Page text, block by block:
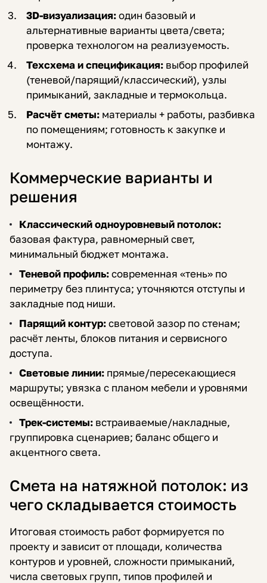
3D-визуализация:один базовый и
альтернативные варианты цвета/света;
проверка технологом на реализуемость.
Техсхема и спецификация: выбор профилей
(теневой/парящий/классический), узлы
примыканий, закладные и термокольца.
Расчёт сметы: материалы + работы, разбивка
по помещениям; готовность к закупке и
монтажу.
Коммерческие варианты и
решения
Классический одноуровневый потолок:
базовая фактура, равномерный свет,
минимальный бюджет монтажа.
Теневой профиль:современная «тень» по
периметру без плинтуса; уточняются отступы и
закладные под ниши.
Парящий контур:световой зазор по стенам;
расчёт ленты, блоков питания и сервисного
доступа.
Световые линии: прямые/пересекающиеся
маршруты; увязка с планом мебели и уровнями
освещённости.
Трек-системы: встраиваемые/накладные,
группировка сценариев; баланс общего и
акцентного света.
Смета на натяжной потолок: из
чего складывается стоимость
Итоговая стоимость работ формируется по
проекту и зависит от площади, количества
контуров и уровней, сложности примыканий,
числа световых групп, типов профилей и